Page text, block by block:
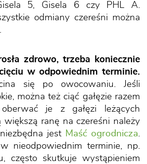
5, Gisela 6 czy PHL A.
odmiany czereśni można
zdrowo, trzeba koniecznie
w odpowiednim terminie.
się po owocowaniu. Jeśli
można też ciąć gałęzie razem
je z gałęzi leżących
większą ranę na czereśni należy
jest Maść ogrodnicza.
nieodpowiednim terminie, np.
często skutkuje wystąpieniem